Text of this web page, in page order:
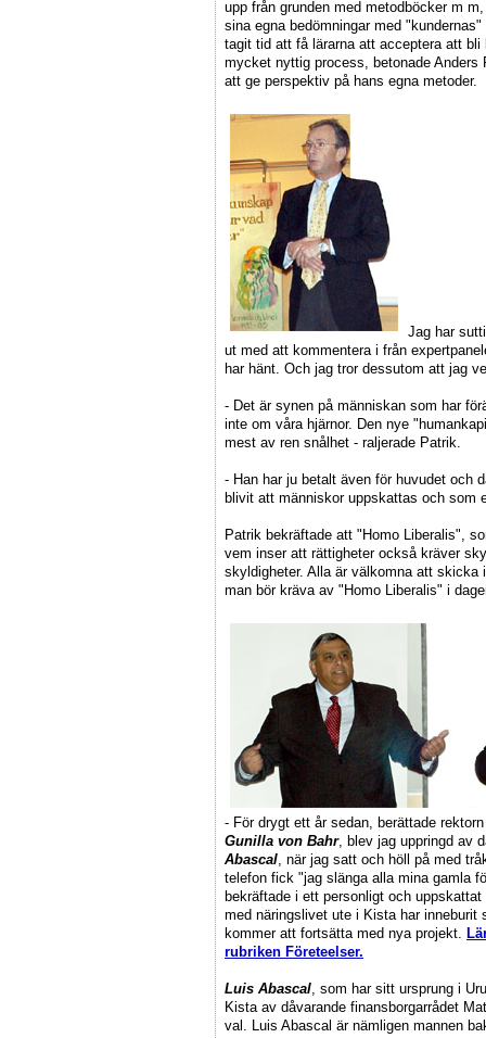
upp från grunden med metodböcker m
sina egna bedömningar med
tagit tid att få lärarna att acceptera att
mycket nyttig process, betonade
att ge perspektiv på hans egna metoder.
Jag har
ut med att kommentera i från
har hänt. Och jag tror dessutom att jag
- Det är synen på människan som har
inte om våra hjärnor. Den nye
mest av ren snålhet - raljerade Patrik.
- Han har ju betalt även för huvudet och
blivit att människor uppskattas och som
Patrik bekräftade att "Homo Liberalis",
vem inser att rättigheter också kräver
skyldigheter. Alla är välkomna att
man bör kräva av "Homo Liberalis" i
- För drygt ett år sedan, berättade
Gunilla von Bahr, blev jag uppringd av
Abascal , när jag satt och höll på med
telefon fick "jag slänga alla mina gamla
bekräftade i ett personligt och
med näringslivet ute i Kista har
kommer att fortsätta med nya projekt.
rubriken Företeelser.
Luis Abascal , som har sitt ursprung i
Kista av dåvarande finansborgarrådet
val. Luis Abascal är nämligen mannen